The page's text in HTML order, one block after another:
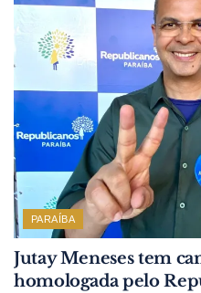
PARAÍBA
Jutay Meneses tem
homologada pelo